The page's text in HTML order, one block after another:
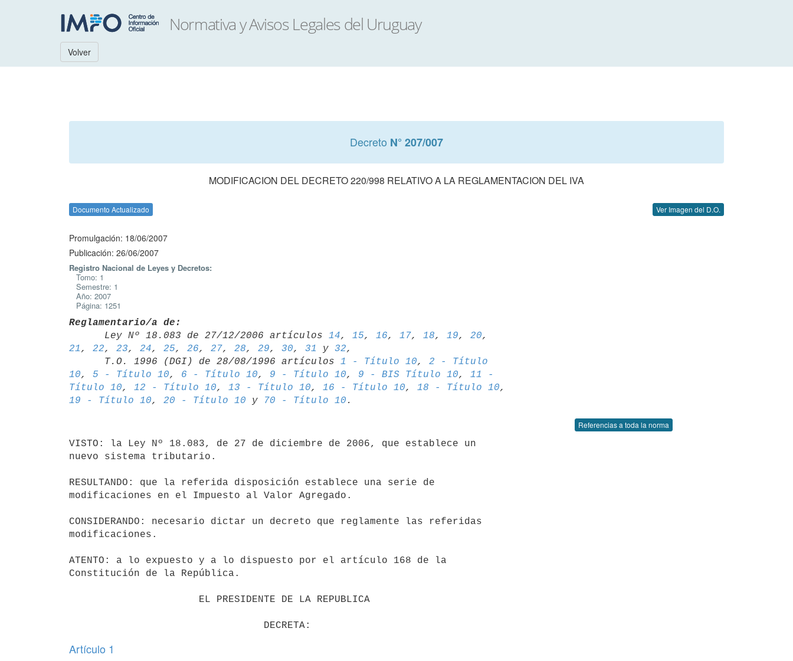
Volver
Decreto N° 207/007
MODIFICACION DEL DECRETO 220/998 RELATIVO A LA REGLAMENTACION DEL IVA
Documento Actualizado Ver Imagen del D.O.
Promulgación: 18/06/2007
Publicación: 26/06/2007
Registro Nacional de Leyes y Decretos:
Tomo: 1
Semestre: 1
Año: 2007
Página: 1251
Reglamentario/a de:
Ley Nº 18.083 de 27/12/2006 artículos 14, 15, 16, 17, 18, 19, 20,
21 , 22, 23, 24, 25, 26, 27, 28, 29, 30, 31 y 32,
      T.O. 1996 (DGI) de 28/08/1996 artículos
1 - Título 10, 2 - Título
10, 5 - Título 10, 6 - Título 10, 9 - Título 10, 9 - BIS Título 10, 11 -
Título 10, 12 - Título 10, 13 - Título 10, 16 - Título 10, 18 - Título 10
19 - Título 10, 20 - Título 10 y 70 - Título 10
Referencias a toda la norma
VISTO: la Ley Nº 18.083, de 27 de diciembre de 2006, que establece un
nuevo sistema tributario.
RESULTANDO: que la referida disposición establece una serie de
modificaciones en el Impuesto al Valor Agregado.
CONSIDERANDO: necesario dictar un decreto que reglamente las referidas
modificaciones.
ATENTO: a lo expuesto y a lo dispuesto por el artículo 168 de la
Constitución de la República.
                                 DECRETA:
Artículo 1